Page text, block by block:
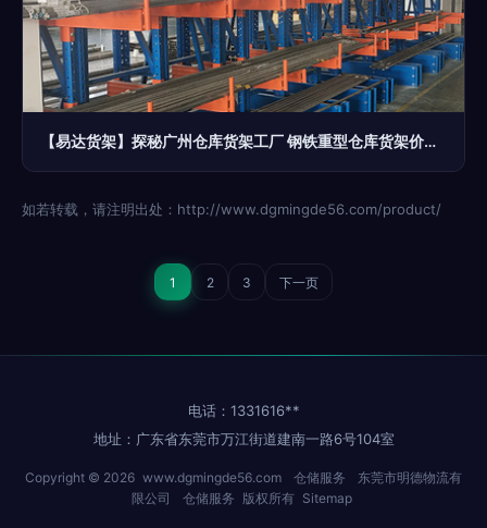
【易达货架】探秘广州仓库货架工厂 钢铁重型仓库货架价格全解析与仓储服务一体化方案
如若转载，请注明出处：http://www.dgmingde56.com/product/
1 2 3 下一页
电话：1331616**
地址：广东省东莞市万江街道建南一路6号104室
Copyright © 2026 www.dgmingde56.com 仓储服务
东莞市明德物流有
限公司
仓储服务 版权所有 Sitemap